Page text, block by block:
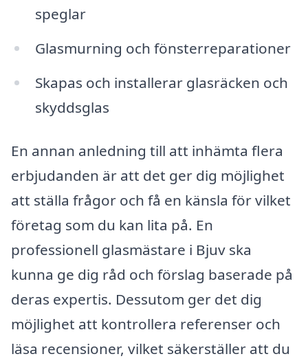
speglar
Glasmurning och fönsterreparationer
Skapas och installerar glasräcken och
skyddsglas
En annan anledning till att inhämta flera
erbjudanden är att det ger dig möjlighet
att ställa frågor och få en känsla för vilket
företag som du kan lita på. En
professionell glasmästare i Bjuv ska
kunna ge dig råd och förslag baserade på
deras expertis. Dessutom ger det dig
möjlighet att kontrollera referenser och
läsa recensioner, vilket säkerställer att du